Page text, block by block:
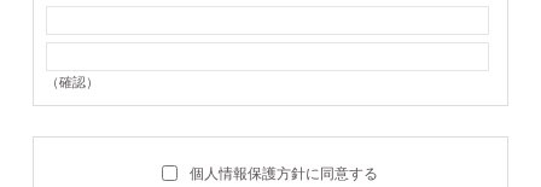
（確認）
個人情報保護方針に同意する